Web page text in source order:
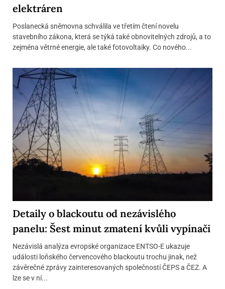
elektráren
Poslanecká sněmovna schválila ve třetím čtení novelu
stavebního zákona, která se týká také obnovitelných zdrojů, a to
zejména větrné energie, ale také fotovoltaiky. Co nového...
Detaily o blackoutu od nezávislého
panelu: Šest minut zmatení kvůli vypínači
Nezávislá analýza evropské organizace ENTSO-E ukazuje
události loňského červencového blackoutu trochu jinak, než
závěrečné zprávy zainteresovaných společností ČEPS a ČEZ. A
lze se v ní...